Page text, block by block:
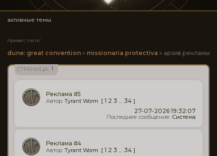
активные темы
привет, гость!
dune: great convention » missionaria protectiva » архив рекламы
СТРАНИЦА: 1
Реклама #5
Tyrant Worm [ 1 2 3 34 ]
27-07-2026 19:32:07
Система
Реклама #4
Tyrant Worm [ 1 2 3 34 ]